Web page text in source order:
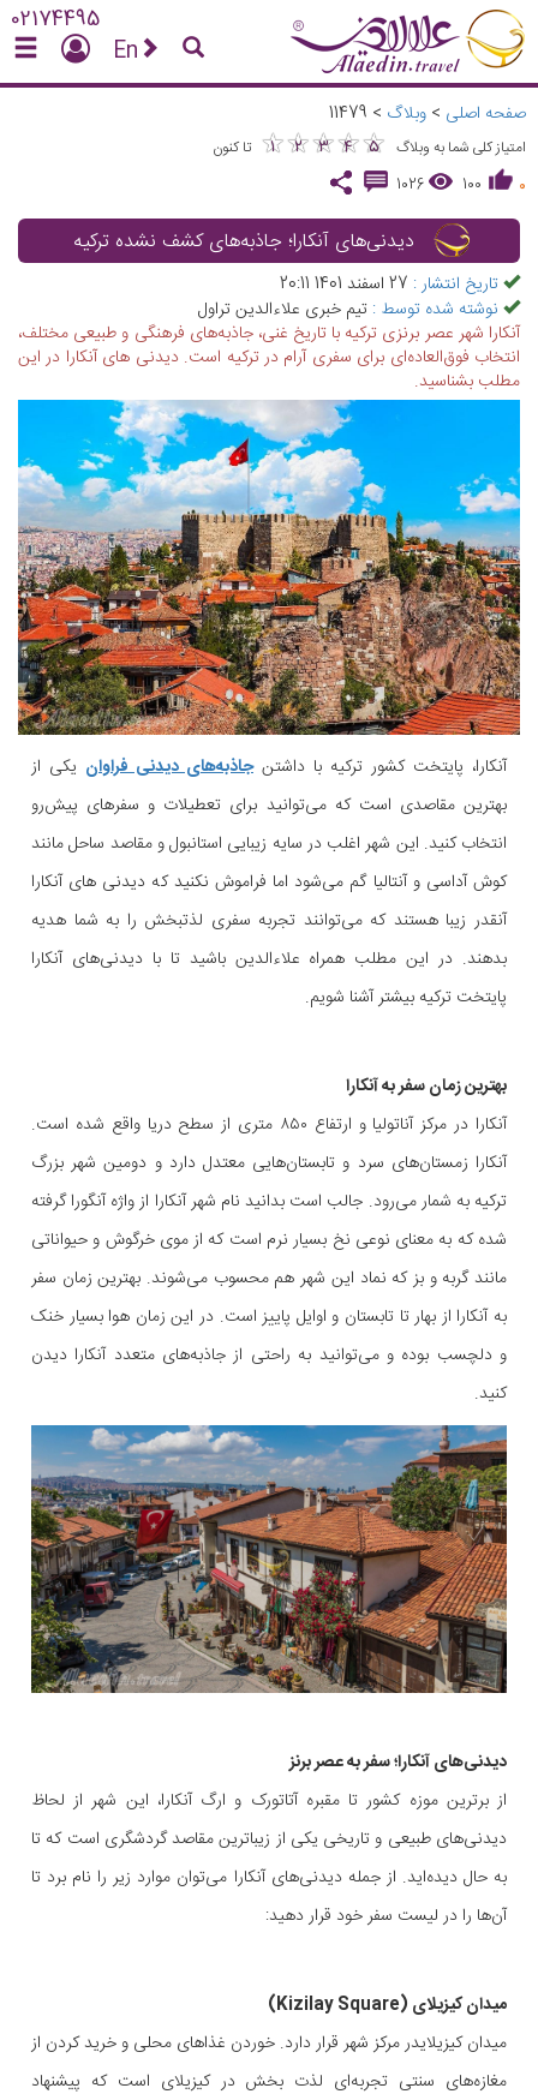
02174495
En
صفحه اصلی > وبلاگ >
11479
امتیاز کلی شما به وبلاگ ★
1 ★
2 ★
3 ★
4 ★
5
★★★★★
تا کنون
0
100
1026
دیدنی‌های آنکارا؛ جاذبه‌های کشف نشده ترکیه
تاریخ انتشار : 27 اسفند 1401 20:11
نوشته شده توسط : تیم خبری علاءالدین تراول
آنکارا شهر عصر برنزی ترکیه با تاریخ غنی، جاذبه‌های فرهنگی و طبیعی مختلف،
انتخاب فوق‌العاده‌ای برای سفری آرام در ترکیه است. دیدنی های آنکارا در این
مطلب بشناسید.
آنکارا، پایتخت کشور ترکیه با داشتن جاذبه‌های دیدنی فراوان یکی از
بهترین مقاصدی است که می‌توانید برای تعطیلات و سفرهای پیش‌رو
انتخاب کنید. این شهر اغلب در سایه زیبایی استانبول و مقاصد ساحل مانند
کوش آداسی و آنتالیا گم می‌شود اما فراموش نکنید که دیدنی های آنکارا
آنقدر زیبا هستند که می‌توانند تجربه سفری لذتبخش را به شما هدیه
بدهند. در این مطلب همراه علاءالدین باشید تا با دیدنی‌های آنکارا
پایتخت ترکیه بیشتر آشنا شویم.
بهترین زمان سفر به آنکارا
آنکارا در مرکز آناتولیا و ارتفاع ۸۵۰ متری از سطح دریا واقع شده است.
آنکارا زمستان‌های سرد و تابستان‌هایی معتدل دارد و دومین شهر بزرگ
ترکیه به شمار می‌رود. جالب است بدانید نام شهر آنکارا از واژه آنگورا گرفته
شده که به معنای نوعی نخ بسیار نرم است که از موی خرگوش و حیواناتی
مانند گربه و بز که نماد این شهر هم محسوب می‌شوند. بهترین زمان سفر
به آنکارا از بهار تا تابستان و اوایل پاییز است. در این زمان هوا بسیار خنک
و دلچسب بوده و می‌توانید به راحتی از جاذبه‌های متعدد آنکارا دیدن
کنید.
دیدنی‌‌های آنکارا؛ سفر به عصر برنز
از برترین موزه کشور تا مقبره آتاتورک و ارگ آنکارا، این شهر از لحاظ
دیدنی‌های طبیعی و تاریخی یکی از زیباترین مقاصد گردشگری است که تا
به حال دیده‌اید. از جمله دیدنی‌های آنکارا می‌توان موارد زیر را نام برد تا
آن‌ها را در لیست سفر خود قرار دهید:
میدان کیزیلای (Kizilay Square)
میدان کیزیلایدر مرکز شهر قرار دارد. خوردن غذاهای محلی و خرید کردن از
مغازه‌های سنتی تجربه‌ای لذت بخش در کیزیلای است که پیشنهاد